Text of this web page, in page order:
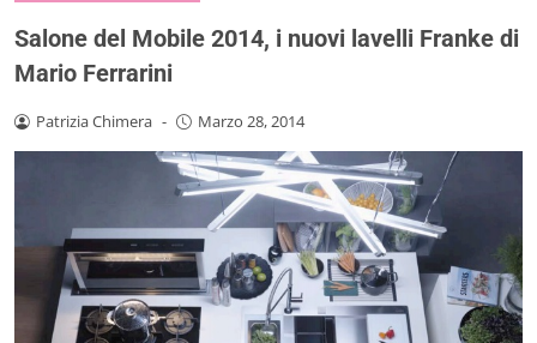
Salone del Mobile 2014, i nuovi lavelli Franke di
Mario Ferrarini
Patrizia Chimera - Marzo 28, 2014